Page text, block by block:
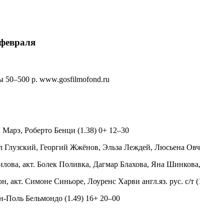
50–500 р. www.gosfilmofond.ru
Роберто Бенци (1.38) 0+ 12–30
Георгий Жжёнов, Эльза Леждей, Люсьена
акт. Болек Поливка, Дагмар Блахова, Яна
акт. Симоне Синьоре, Лоуренс Харви англ.яз. рус. с/т
Бельмондо (1.49) 16+ 20–00